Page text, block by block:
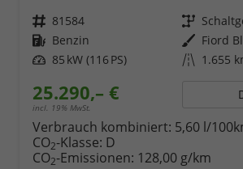
Fahrzeugnr. 81584 Getriebe
Kraftstoff Benzin Außenfarbe
Leistung 85 kW (116 PS) Kilometerstand 1.655
25.290,– €
incl. 19% MwSt.
Verbrauch kombiniert: 5,60 l/
CO2-Klasse: D
CO2-Emissionen: 128,00 g/km